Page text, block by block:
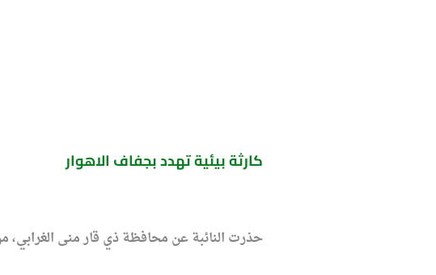
كارثة بيئية تهدد بجفاف الاهوار
حذرت النائبة عن محافظة ذي قار منى الغرابي،